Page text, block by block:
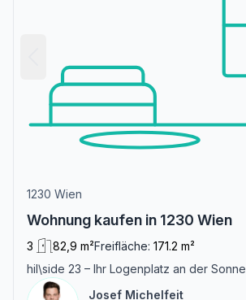
1230 Wien
Wohnung kaufen in 1230 Wien
3 82,9 m²Freifläche: 171.2 m²
hil\side 23 – Ihr Logenplatz an der Sonne
Josef Michelfeit